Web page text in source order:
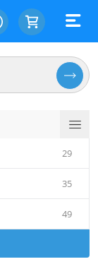
29
35
49